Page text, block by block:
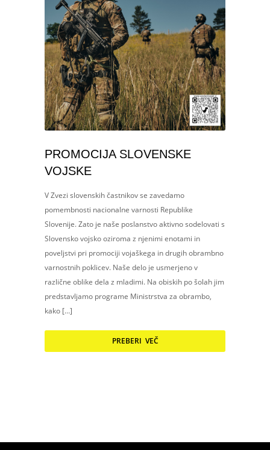
PROMOCIJA SLOVENSKE
VOJSKE
V Zvezi slovenskih častnikov se zavedamo
pomembnosti nacionalne varnosti Republike
Slovenije. Zato je naše poslanstvo aktivno sodelovati s
Slovensko vojsko oziroma z njenimi enotami in
poveljstvi pri promociji vojaškega in drugih obrambno
varnostnih poklicev. Naše delo je usmerjeno v
različne oblike dela z mladimi. Na obiskih po šolah jim
predstavljamo programe Ministrstva za obrambo,
kako […]
PREBERI VEČ